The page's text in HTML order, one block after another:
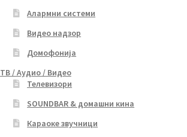
Алармни системи
Видео надзор
Домофонија
ТВ / Аудио / Видео
Телевизори
SOUNDBAR & домашни кина
Караоке звучници